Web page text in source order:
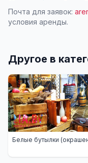
Почта для заявок:
условия аренды.
Другое в
Белые бутылки